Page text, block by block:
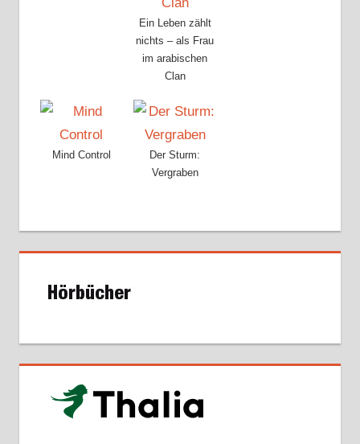
Ein Leben zählt
nichts – als Frau
im arabischen
Clan
Mind Control
Der Sturm:
Vergraben